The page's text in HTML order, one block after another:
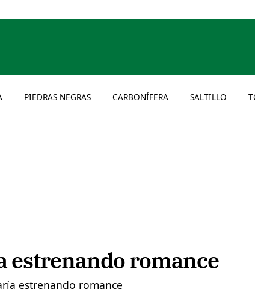
PIEDRAS NEGRAS CARBONÍFERA SALTILLO
estrenando romance